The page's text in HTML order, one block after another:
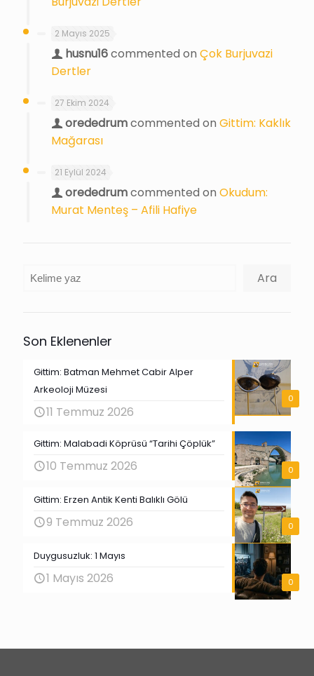
2 Mayıs 2025
husnu16commented on Çok Burjuvazi
Dertler
27 Ekim 2024
orededrumcommented on Gittim: Kaklık
Mağarası
21 Eylül 2024
orededrumcommented on Okudum:
Murat Menteş – Afili Hafiye
Ara Ara
Son Eklenenler
0
Gittim: Batman Mehmet Cabir Alper
Arkeoloji Müzesi
11 Temmuz 2026
0
Gittim: Malabadi Köprüsü “Tarihi Çöplük”
10 Temmuz 2026
0
Gittim: Erzen Antik Kenti Balıklı Gölü
9 Temmuz 2026
0
Duygusuzluk: 1 Mayıs
1 Mayıs 2026